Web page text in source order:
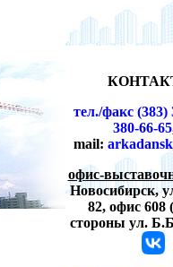
тел./факс (383)
380-66-65
mail:
офис-
Новосибирск,
82, офис 608 (
стороны ул.